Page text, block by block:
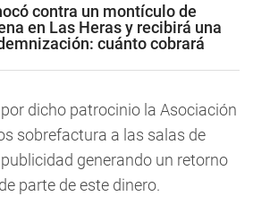
contra un montículo de
en Las Heras y recibirá una
cuánto cobrará
dicho patrocinio la Asociación
sobrefactura a las salas de
generando un retorno
parte de este dinero.